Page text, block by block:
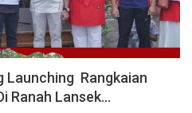
Launching Rangkaian
Ranah Lansek…